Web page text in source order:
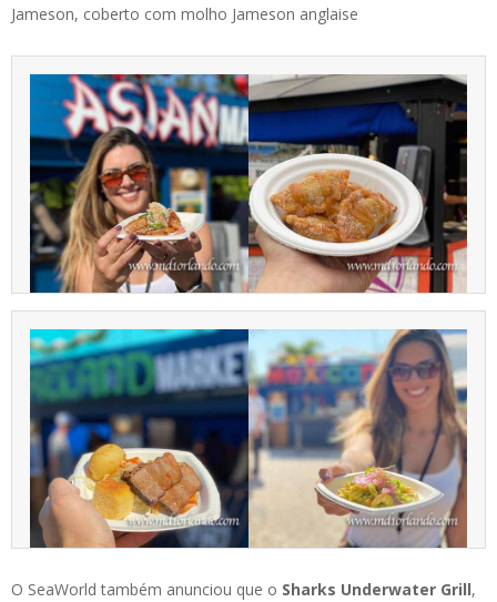
Jameson, coberto com molho Jameson anglaise
O SeaWorld também anunciou que o Sharks Underwater Grill,